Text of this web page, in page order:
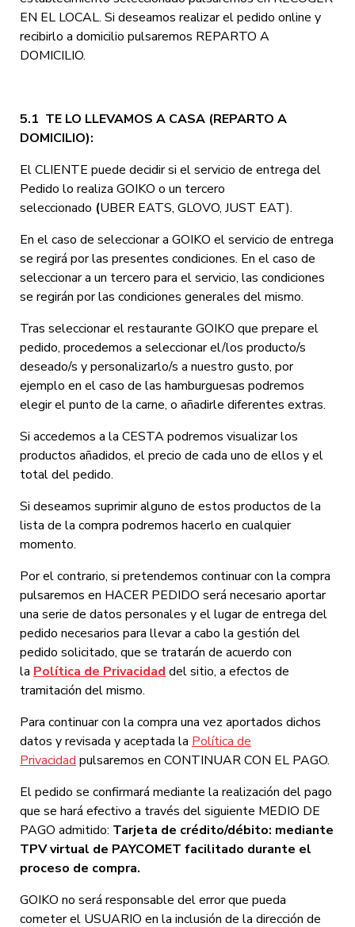
EN EL LOCAL. Si deseamos realizar el pedido online y
recibirlo a domicilio pulsaremos REPARTO A
DOMICILIO.
5.1 TE LO LLEVAMOS A CASA (REPARTO A
DOMICILIO):
El CLIENTE puede decidir si el servicio de entrega del
Pedido lo realiza GOIKO o un tercero
seleccionado (UBER EATS, GLOVO, JUST EAT).
En el caso de seleccionar a GOIKO el servicio de entrega
se regirá por las presentes condiciones. En el caso de
seleccionar a un tercero para el servicio, las condiciones
se regirán por las condiciones generales del mismo.
Tras seleccionar el restaurante GOIKO que prepare el
pedido, procedemos a seleccionar el/los producto/s
deseado/s y personalizarlo/s a nuestro gusto, por
ejemplo en el caso de las hamburguesas podremos
elegir el punto de la carne, o añadirle diferentes extras.
Si accedemos a la CESTA podremos visualizar los
productos añadidos, el precio de cada uno de ellos y el
total del pedido.
Si deseamos suprimir alguno de estos productos de la
lista de la compra podremos hacerlo en cualquier
momento.
Por el contrario, si pretendemos continuar con la compra
pulsaremos en HACER PEDIDO será necesario aportar
una serie de datos personales y el lugar de entrega del
pedido necesarios para llevar a cabo la gestión del
pedido solicitado, que se tratarán de acuerdo con
la Política de Privacidad del sitio, a efectos de
tramitación del mismo.
Para continuar con la compra una vez aportados dichos
datos y revisada y aceptada la Política de
Privacidad pulsaremos en CONTINUAR CON EL PAGO.
El pedido se confirmará mediante la realización del pago
que se hará efectivo a través del siguiente MEDIO DE
PAGO admitido: Tarjeta de crédito/débito: mediante
TPV virtual de PAYCOMET facilitado durante el
proceso de compra.
GOIKO no será responsable del error que pueda
cometer el USUARIO en la inclusión de la dirección de